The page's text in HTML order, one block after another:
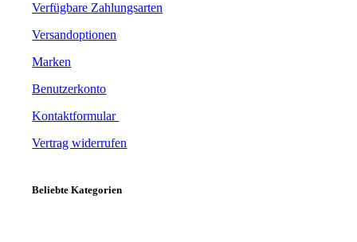
Verfügbare Zahlungsarten
Versandoptionen
Marken
Benutzerkonto
Kontaktformular
Vertrag widerrufen
Beliebte Kategorien